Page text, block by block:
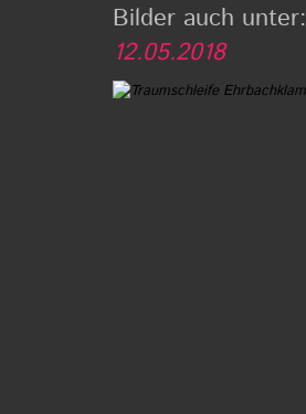
Bilder auch unter:
12.05.2018